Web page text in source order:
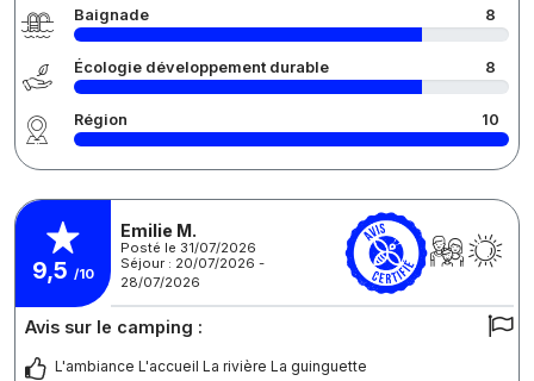
Baignade 8
Écologie développement durable 8
Région 10
9,5 /10
Emilie M.
Posté le 31/07/2026
Séjour : 20/07/2026 -
28/07/2026
Avis sur le camping :
L'ambiance L'accueil La rivière La guinguette